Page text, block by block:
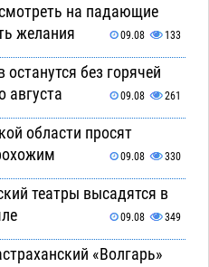
на падающие
желания
09.08 133
без горячей
августа
09.08 261
области просят
09.08 330
театры высадятся в
09.08 349
«Волгарь»